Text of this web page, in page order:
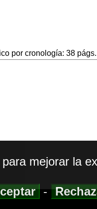
por cronología: 38
mejorar la
-